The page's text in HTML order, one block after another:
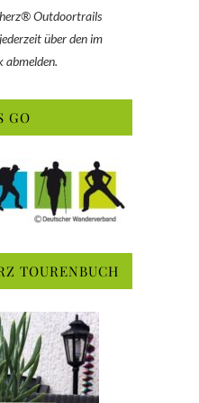
Outdoortrails
über den im
abmelden.
GO
TOURENBUCH